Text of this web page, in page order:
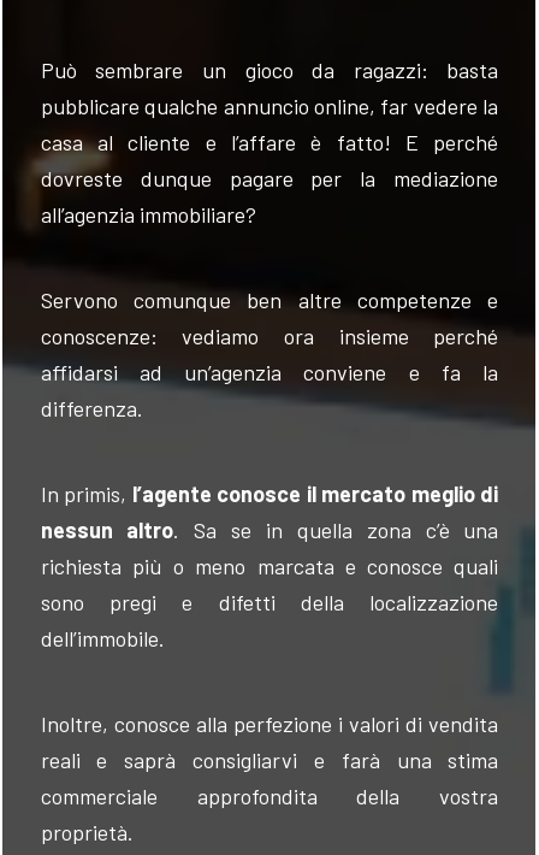
Può sembrare un gioco da ragazzi: basta
pubblicare qualche annuncio online, far vedere la
casa al cliente e l’affare è fatto! E perché
dovreste dunque pagare per la mediazione
all’agenzia immobiliare?
Servono comunque ben altre competenze e
conoscenze: vediamo ora insieme perché
affidarsi ad un’agenzia conviene e fa la
differenza.
In primis, l’agente conosce il mercato meglio di
nessun altro. Sa se in quella zona c’è una
richiesta più o meno marcata econosce quali
sono pregi e difetti della localizzazione
dell’immobile.
Inoltre, conosce alla perfezione i valori di vendita
reali e saprà consigliarvi e farà una stima
commerciale approfondita della vostra
proprietà.